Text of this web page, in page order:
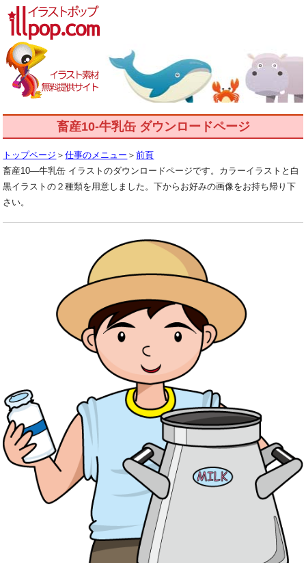
畜産10-牛乳缶 ダウンロードページ
トップページ ＞仕事のメニュー ＞前頁
畜産10―牛乳缶 イラストのダウンロードページです。カラーイラストと白
黒イラストの２種類を用意しました。下からお好みの画像をお持ち帰り下
さい。